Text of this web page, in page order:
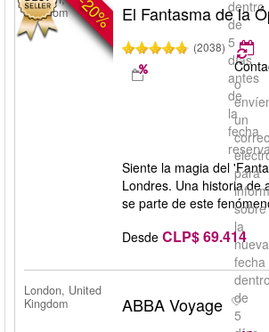
dentro
de
5
días
antes
de
la
fecha
-20%
Kingdom
El Fantasma de la
(2038)
o
un
correo
para
sobre
la
nueva
fecha
dentro
de
5
Siente la magia del
Londres. Una historia de
se parte de este
Desde CLP$ 69.414
London, United
Kingdom
ABBA Voyage